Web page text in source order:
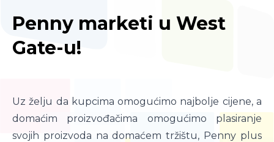
Penny marketi u West
Gate-u!
Uz želju da kupcima omogućimo najbolje cijene, a
domaćim proizvođačima omogućimo plasiranje
svojih proizvoda na domaćem tržištu, Penny plus